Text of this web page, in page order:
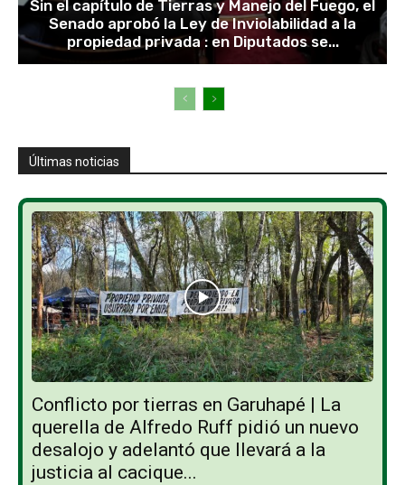
Sin el capítulo de Tierras y Manejo del Fuego, el
Senado aprobó la Ley de Inviolabilidad a la
propiedad privada : en Diputados se...
Últimas noticias
Conflicto por tierras en Garuhapé | La
querella de Alfredo Ruff pidió un nuevo
desalojo y adelantó que llevará a la
justicia al cacique...